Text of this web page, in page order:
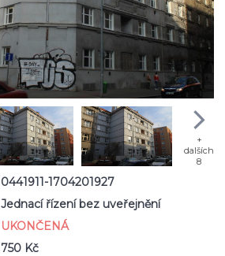
+
dalších
8
0441911-1704201927
Jednací řízení bez uveřejnění
UKONČENÁ
750 Kč